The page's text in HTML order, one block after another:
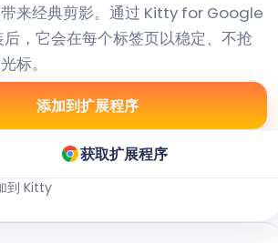
来经典剪影。通过 Kitty for Google
，它会在每个标签页以稳定、不抢
标。
添加到扩展程序
获取扩展程序
到 Kitty